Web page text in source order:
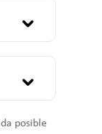
posible